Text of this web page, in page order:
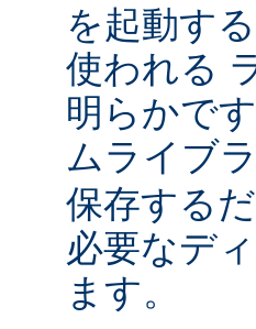
を起動す
使われる
明らかで
ムライブ
保存する
必要なデ
ます。